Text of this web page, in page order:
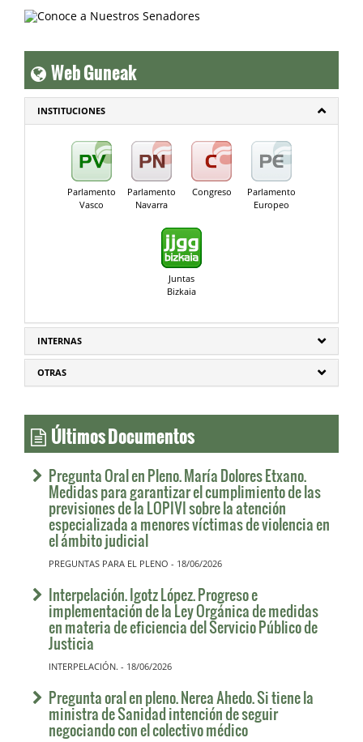
Web Guneak
INSTITUCIONES
Parlamento
Vasco
Parlamento
Navarra
Congreso
Parlamento
Europeo
Juntas
Bizkaia
INTERNAS
OTRAS
Últimos Documentos
Pregunta Oral en Pleno. María Dolores Etxano.
Medidas para garantizar el cumplimiento de las
previsiones de la LOPIVI sobre la atención
especializada a menores víctimas de violencia en
el ámbito judicial
PREGUNTAS PARA EL PLENO - 18/06/2026
Interpelación. Igotz López. Progreso e
implementación de la Ley Orgánica de medidas
en materia de eficiencia del Servicio Público de
Justicia
INTERPELACIÓN. - 18/06/2026
Pregunta oral en pleno. Nerea Ahedo. Si tiene la
ministra de Sanidad intención de seguir
negociando con el colectivo médico